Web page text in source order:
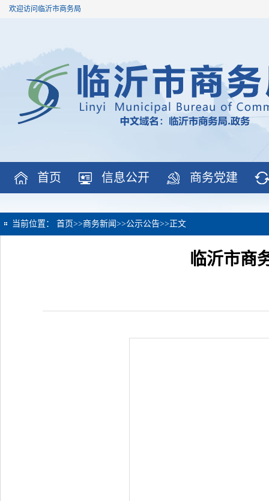
欢迎访问临沂市商务局
首页 信息公开 商务党建
当前位置： 首页>>商务新闻 >>公示公告>>正文
临沂市商